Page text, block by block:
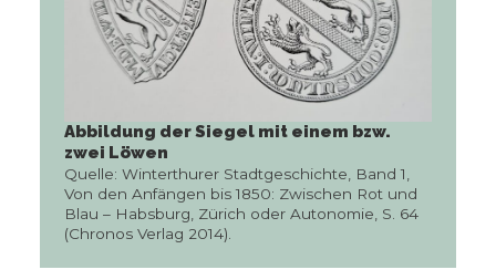
Abbildung der Siegel mit einem bzw.
zwei Löwen
Quelle: Winterthurer Stadtgeschichte, Band 1,
Von den Anfängen bis 1850: Zwischen Rot und
Blau – Habsburg, Zürich oder Autonomie, S. 64
(Chronos Verlag 2014).